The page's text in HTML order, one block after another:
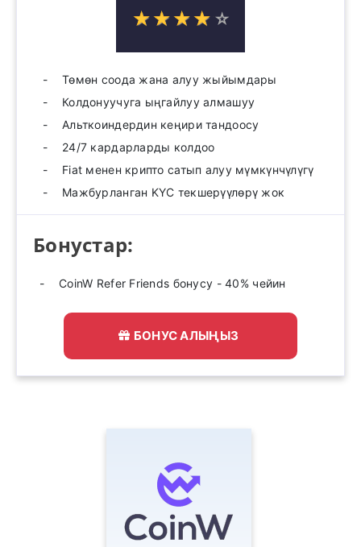
☆☆☆☆ ☆
★★★★ ★
Төмөн соода жана алуу жыйымдары
Колдонуучуга ыңгайлуу алмашуу
Альткоиндердин кеңири тандоосу
24/7 кардарларды колдоо
Fiat менен крипто сатып алуу мүмкүнчүлүгү
Мажбурланган KYC текшерүүлөрү жок
Бонустар:
CoinW Refer Friends бонусу - 40% чейин
БОНУС АЛЫҢЫЗ